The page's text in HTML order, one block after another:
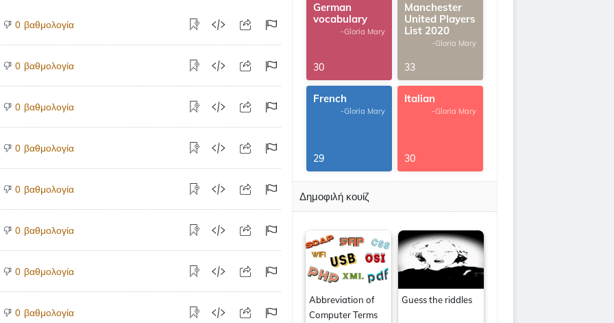
0 βαθμολογία
0 βαθμολογία
0 βαθμολογία
0 βαθμολογία
0 βαθμολογία
0 βαθμολογία
0 βαθμολογία
0 βαθμολογία
German
vocabulary
-Gloria Mary
30
Manchester
United Players
List 2020
-Gloria Mary
33
French
-Gloria Mary
29
Italian
-Gloria Mary
30
Δημοφιλή κουίζ
Abbreviation of
Computer Terms
Guess the riddles